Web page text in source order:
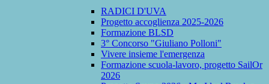
RADICI D'UVA
Progetto accoglienza 2025-2026
Formazione BLSD
3° Concorso "Giuliano Polloni"
Vivere insieme l'emergenza
Formazione scuola-lavoro, progetto SailOr
2026